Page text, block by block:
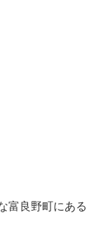
富良野町にあ